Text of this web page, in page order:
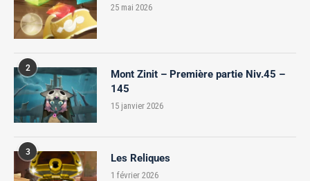
25 mai 2026
2
Mont Zinit – Première partie Niv.45 –
145
15 janvier 2026
3 Les Reliques
1 février 2026